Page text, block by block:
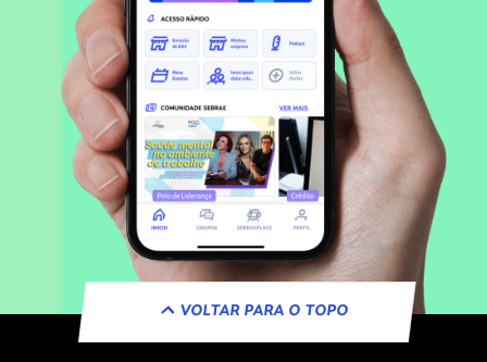
VOLTAR PARA O TOPO